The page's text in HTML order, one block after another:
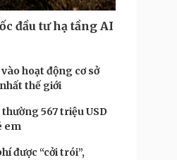
đầu tư hạ tầng AI
hoạt động cơ sở
thế giới
567 triệu USD
em
được “cởi trói”,